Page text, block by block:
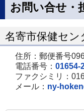
お問い合せ・
名寄市保健セン
住所：郵便番号
電話番号： 01654-
ファクシミリ：
メール： ny-